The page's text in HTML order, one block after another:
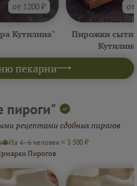
пекарни
от 1200 ₽
Кутилина"
от
Пирожки
пироги"
рецептами сдобных пирогов
На 4–6 человек ≈ 3 500 ₽
Пирогов